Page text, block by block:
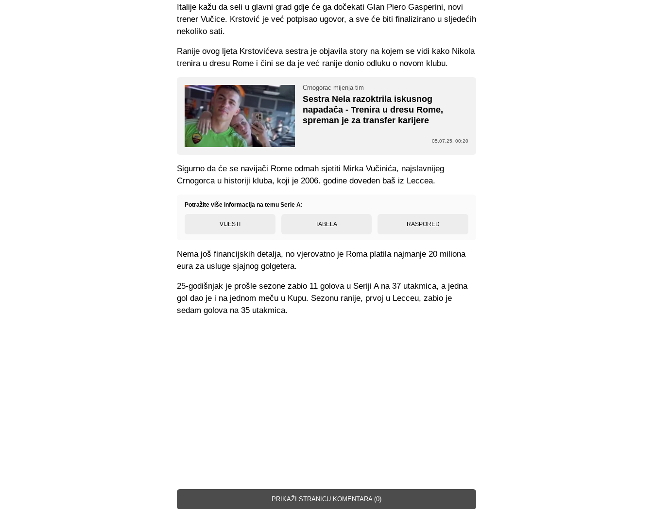
Italije kažu da seli u glavni grad gdje će ga dočekati GIan Piero Gasperini, novi
trener Vučice. Krstović je već potpisao ugovor, a sve će biti finalizirano u sljedećih
nekoliko sati.
Ranije ovog ljeta Krstovićeva sestra je objavila story na kojem se vidi kako Nikola
trenira u dresu Rome i čini se da je već ranije donio odluku o novom klubu.
Crnogorac mijenja tim
Sestra Nela razoktrila iskusnog
napadača - Trenira u dresu Rome,
spreman je za transfer karijere
05.07.25. 00:20
Sigurno da će se navijači Rome odmah sjetiti Mirka Vučinića, najslavnijeg
Crnogorca u historiji kluba, koji je 2006. godine doveden baš iz Leccea.
Potražite više informacija na temu Serie A:
VIJESTI TABELA RASPORED
Nema još financijskih detalja, no vjerovatno je Roma platila najmanje 20 miliona
eura za usluge sjajnog golgetera.
25-godišnjak je prošle sezone zabio 11 golova u Seriji A na 37 utakmica, a jedna
gol dao je i na jednom meču u Kupu. Sezonu ranije, prvoj u Lecceu, zabio je
sedam golova na 35 utakmica.
PRIKAŽI STRANICU KOMENTARA (0)